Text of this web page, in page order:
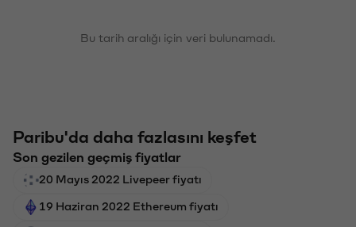
Bu tarih aralığı için veri bulunamadı.
Paribu'da daha fazlasını keşfet
Son gezilen geçmiş fiyatlar
20 Mayıs 2022 Livepeer fiyatı
19 Haziran 2022 Ethereum fiyatı